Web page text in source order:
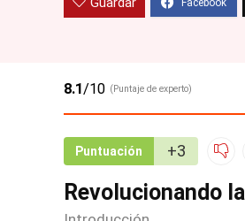
8.1/10 (Puntaje de experto)
Puntuación +3
Revolucionando